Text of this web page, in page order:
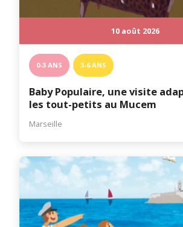
10 août 2026
0-3 ANS 3-6 ANS
Baby Populaire, une visite
les tout-petits au Mucem
Marseille